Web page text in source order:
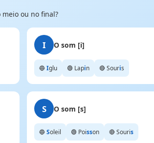
meio ou no final?
I O som [i]
🔵Iglu 🟢 Lapin 🔴 Souris
S O som [s]
🔵Soleil 🟢 Poisson 🔴 Souris